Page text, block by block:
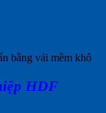
bằng vải mềm khô
HDF